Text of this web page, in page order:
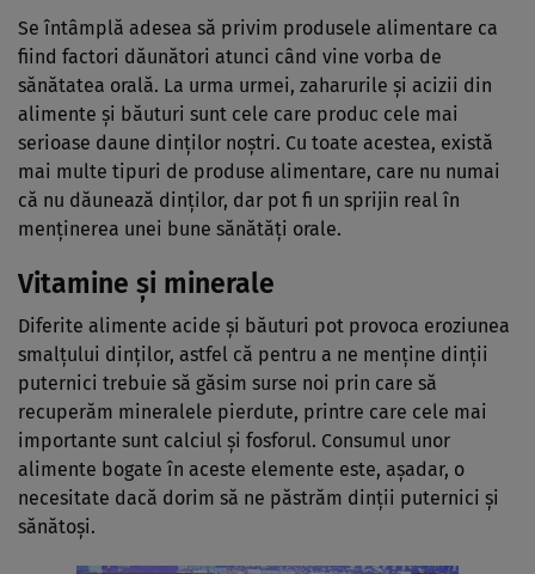
Se întâmplă adesea să privim produsele alimentare ca
fiind factori dăunători atunci când vine vorba de
sănătatea orală. La urma urmei, zaharurile şi acizii din
alimente şi băuturi sunt cele care produc cele mai
serioase daune dinţilor noştri. Cu toate acestea, există
mai multe tipuri de produse alimentare, care nu numai
că nu dăunează dinţilor, dar pot fi un sprijin real în
menţinerea unei bune sănătăţi orale.
Vitamine şi minerale
Diferite alimente acide şi băuturi pot provoca eroziunea
smalţului dinţilor, astfel că pentru a ne menţine dinţii
puternici trebuie să găsim surse noi prin care să
recuperăm mineralele pierdute, printre care cele mai
importante sunt calciul şi fosforul. Consumul unor
alimente bogate în aceste elemente este, aşadar, o
necesitate dacă dorim să ne păstrăm dinţii puternici şi
sănătoşi.